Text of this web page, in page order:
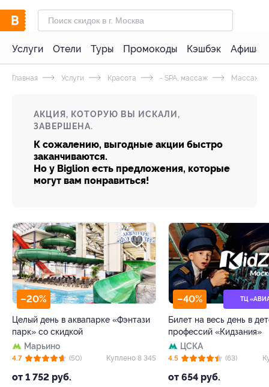
Услуги Отели Туры Промокоды Кэшбэк Афиша
Главная Услуги Красота - SPA, массаж Массаж
АКЦИЯ, КОТОРУЮ ВЫ ИСКАЛИ,
ЗАВЕРШЕНА.
К сожалению, выгодные акции быстро
заканчиваются.
Но у Biglion есть предложения, которые
могут вам понравиться!
–20%
Целый день в аквапарке «Фэнтази
парк» со скидкой
Марьино
от 1 752 руб.
4.7 (50) Куплено 8 345
–40% ТЦ
Билет на весь день в
профессий «Кидзания»
ЦСКА
от 654 руб.
4.5 (63)